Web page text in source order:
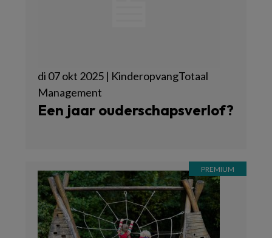
di 07 okt 2025 | KinderopvangTotaal
Management
Een jaar ouderschapsverlof?